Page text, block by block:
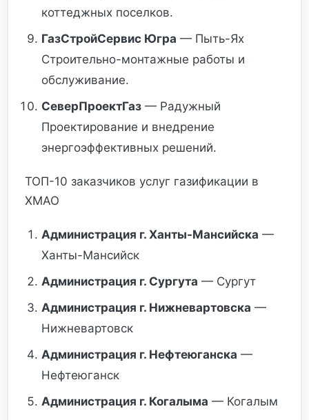
коттеджных поселков.
ГазСтройСервис Югра — Пыть-Ях
Строительно-монтажные работы и
обслуживание.
СеверПроектГаз — Радужный
Проектирование и внедрение
энергоэффективных решений.
ТОП-10 заказчиков услуг газификации в
ХМАО
Администрация г. Ханты-Мансийска —
Ханты-Мансийск
Администрация г. Сургута — Сургут
Администрация г. Нижневартовска —
Нижневартовск
Администрация г. Нефтеюганска —
Нефтеюганск
Администрация г. Когалыма — Когалым